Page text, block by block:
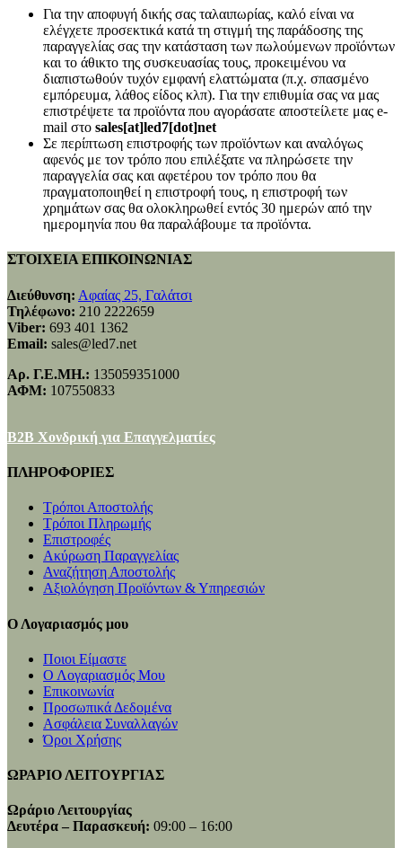
Για την αποφυγή δικής σας ταλαιπωρίας, καλό είναι να
ελέγχετε προσεκτικά κατά τη στιγμή της παράδοσης της
παραγγελίας σας την κατάσταση των πωλούμενων προϊόντων
και το άθικτο της συσκευασίας τους, προκειμένου να
διαπιστωθούν τυχόν εμφανή ελαττώματα (π.χ. σπασμένο
εμπόρευμα, λάθος είδος κλπ). Για την επιθυμία σας να μας
επιστρέψετε τα προϊόντα που αγοράσατε αποστείλετε μας e-
mail στο sales[at]led7[dot]net
Σε περίπτωση επιστροφής των προϊόντων και αναλόγως
αφενός με τον τρόπο που επιλέξατε να πληρώσετε την
παραγγελία σας και αφετέρου τον τρόπο που θα
πραγματοποιηθεί η επιστροφή τους, η επιστροφή των
χρημάτων σας θα ολοκληρωθεί εντός 30 ημερών από την
ημερομηνία που θα παραλάβουμε τα προϊόντα.
ΣΤΟΙΧΕΙΑ ΕΠΙΚΟΙΝΩΝΙΑΣ
Διεύθυνση: Αφαίας 25, Γαλάτσι
Τηλέφωνο: 210 2222659
Viber: 693 401 1362
Email: sales@led7.net
Αρ. Γ.Ε.ΜΗ.: 135059351000
ΑΦΜ: 107550833
B2B Χονδρική για Επαγγελματίες
ΠΛΗΡΟΦΟΡΙΕΣ
Τρόποι Αποστολής
Τρόποι Πληρωμής
Επιστροφές
Ακύρωση Παραγγελίας
Αναζήτηση Αποστολής
Αξιολόγηση Προϊόντων & Υπηρεσιών
Ο Λογαριασμός μου
Ποιοι Είμαστε
Ο Λογαριασμός Μου
Επικοινωνία
Προσωπικά Δεδομένα
Ασφάλεια Συναλλαγών
Όροι Χρήσης
ΩΡΑΡΙΟ ΛΕΙΤΟΥΡΓΙΑΣ
Ωράριο Λειτουργίας
Δευτέρα – Παρασκευή: 09:00 – 16:00